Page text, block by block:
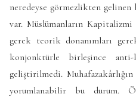
neredeyse görmezlikten
var. Müslümanların
gerek teorik donanımları
konjonktürle birleşince
geliştirilmedi.
yorumlanabilir bu durum.